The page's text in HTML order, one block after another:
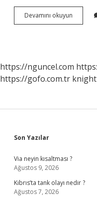
Devamını okuyun
Daha
https://nguncel.com
https://gofo.com.tr
Sidebar
Son Yazılar
Via neyin kısaltması ?
Ağustos 9, 2026
Kıbrıs’ta tank olayı nedir ?
Ağustos 7, 2026